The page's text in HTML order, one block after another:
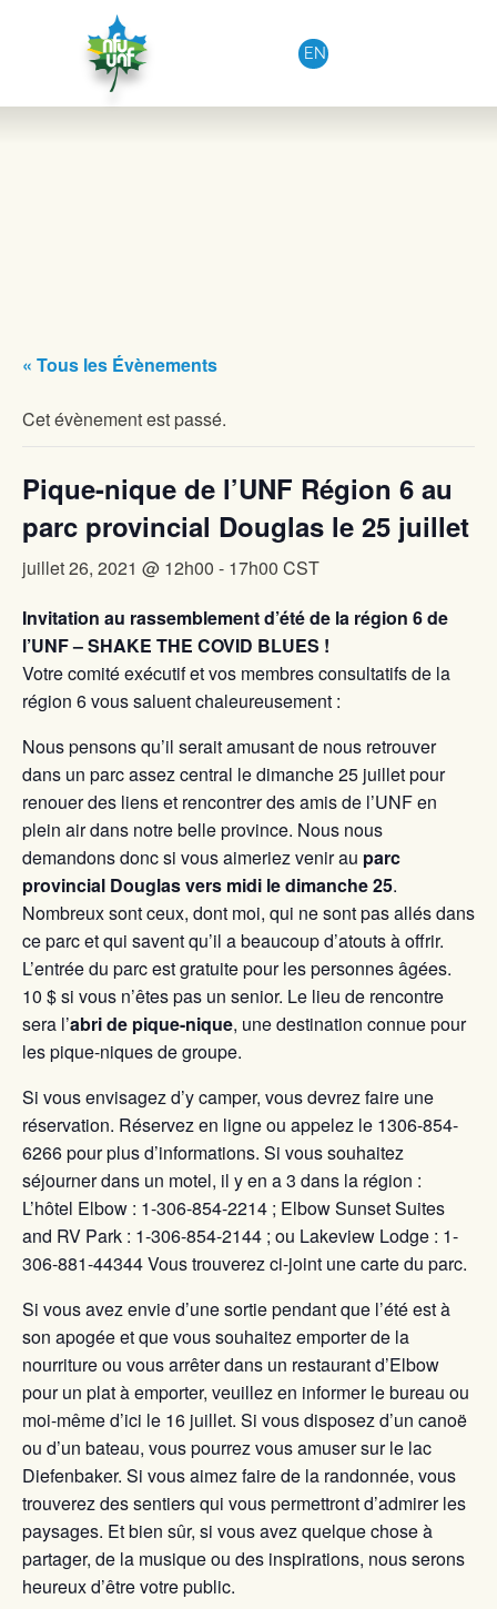
Aller au contenu
EN
« Tous les Évènements
Cet évènement est passé.
Pique-nique de l’UNF Région 6 au
parc provincial Douglas le 25 juillet
juillet 26, 2021 @ 12h00 - 17h00 CST
Invitation au rassemblement d’été de la région 6 de
l’UNF – SHAKE THE COVID BLUES !
Votre comité exécutif et vos membres consultatifs de la
région 6 vous saluent chaleureusement :
Nous pensons qu’il serait amusant de nous retrouver
dans un parc assez central le dimanche 25 juillet pour
renouer des liens et rencontrer des amis de l’UNF en
plein air dans notre belle province. Nous nous
demandons donc si vous aimeriez venir au parc
provincial Douglas vers midi le dimanche 25.
Nombreux sont ceux, dont moi, qui ne sont pas allés dans
ce parc et qui savent qu’il a beaucoup d’atouts à offrir.
L’entrée du parc est gratuite pour les personnes âgées.
10 $ si vous n’êtes pas un senior. Le lieu de rencontre
sera l’abri de pique-nique, une destination connue pour
les pique-niques de groupe.
Si vous envisagez d’y camper, vous devrez faire une
réservation. Réservez en ligne ou appelez le 1306-854-
6266 pour plus d’informations. Si vous souhaitez
séjourner dans un motel, il y en a 3 dans la région :
L’hôtel Elbow : 1-306-854-2214 ; Elbow Sunset Suites
and RV Park : 1-306-854-2144 ; ou Lakeview Lodge : 1-
306-881-44344 Vous trouverez ci-joint une carte du parc.
Si vous avez envie d’une sortie pendant que l’été est à
son apogée et que vous souhaitez emporter de la
nourriture ou vous arrêter dans un restaurant d’Elbow
pour un plat à emporter, veuillez en informer le bureau ou
moi-même d’ici le 16 juillet. Si vous disposez d’un canoë
ou d’un bateau, vous pourrez vous amuser sur le lac
Diefenbaker. Si vous aimez faire de la randonnée, vous
trouverez des sentiers qui vous permettront d’admirer les
paysages. Et bien sûr, si vous avez quelque chose à
partager, de la musique ou des inspirations, nous serons
heureux d’être votre public.